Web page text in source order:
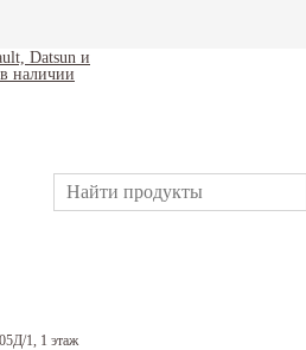
Datsun и
наличии
1, 1 этаж